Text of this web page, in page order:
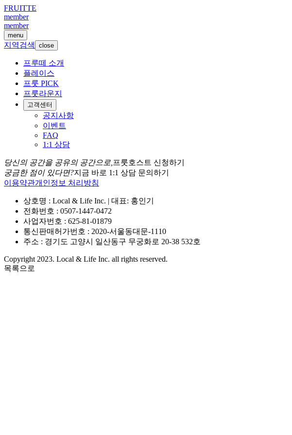
FRUITTE
member
member
menu
지역검색 close
프루떼 소개
플레이스
프룻 PICK
프룻라운지
고객센터
공지사항
이벤트
FAQ
1:1 상담
당신의 공간을 공유의 공간으로, 프룻호스트 신청하기
궁금한 점이 있다면?지금 바로 1:1 상담 문의하기
이용약관개인정보 처리방침
상호명 : Local & Life Inc. | 대표: 홍인기
전화번호 : 0507-1447-0472
사업자번호 : 625-81-01879
통신판매허가번호 : 2020-서울동대문-1110
주소 : 경기도 고양시 일산동구 무궁화로 20-38 532호
Copyright 2023. Local & Life Inc. all rights reserved.
목록으로